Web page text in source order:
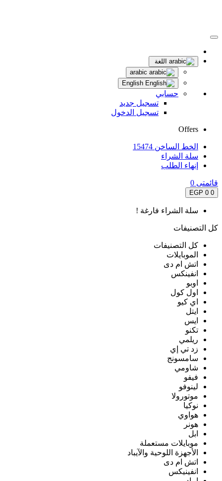
اللغة
حسابي
تسجيل جديد
تسجيل الدخول
Offers
الخط الساخن 15474
سلة الشراء
إنهاء الطلب
قائمتى 0
0
0 EGP
سلة الشراء فارغة !
كل التصنيفات
كل التصنيفات
الموبايلات
اتش ام دى
انفينكس
اوبو
اول كول
اي كيو
ايتل
ايس
تكنو
ريلمي
زد تي إي
سامسونج
شاومي
فيفو
لينوفو
موتورولا
نوكيا
هواوي
هونر
ابل
موبايلات مستعملة
الأجهزة اللوحية والآيباد
اتش ام دى
انفينيكس